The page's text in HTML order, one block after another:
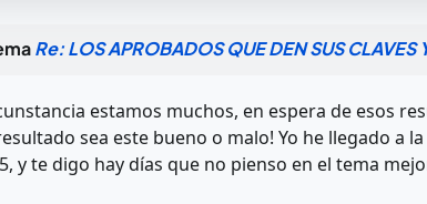
Re: LOS APROBADOS QUE DEN SUS CLAVES
estamos muchos, en espera de esos
sea este bueno o malo! Yo he llegado a
y te digo hay días que no pienso en el tema